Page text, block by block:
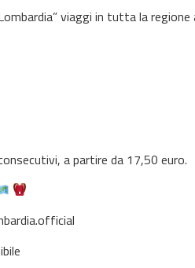
viaggi in tutta la
a partire da 17,50 euro.